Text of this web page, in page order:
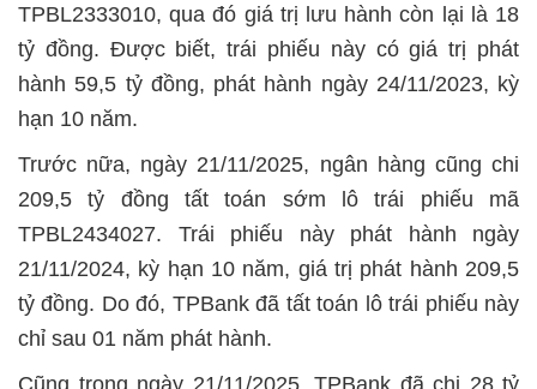
TPBL2333010, qua đó giá trị lưu hành còn lại là 18
tỷ đồng. Được biết, trái phiếu này có giá trị phát
hành 59,5 tỷ đồng, phát hành ngày 24/11/2023, kỳ
hạn 10 năm.
Trước nữa, ngày 21/11/2025, ngân hàng cũng chi
209,5 tỷ đồng tất toán sớm lô trái phiếu mã
TPBL2434027. Trái phiếu này phát hành ngày
21/11/2024, kỳ hạn 10 năm, giá trị phát hành 209,5
tỷ đồng. Do đó, TPBank đã tất toán lô trái phiếu này
chỉ sau 01 năm phát hành.